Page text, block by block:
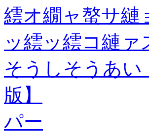
繧オ繝ャ螯サ縺
ッ繧ッ繧コ縺ァ
そうしそうあい
版】
パー